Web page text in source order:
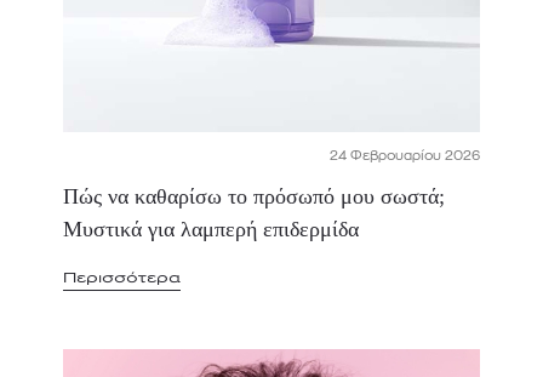
24 Φεβρουαρίου 2026
Πώς να καθαρίσω το πρόσωπό μου σωστά;
Μυστικά για λαμπερή επιδερμίδα
Περισσότερα